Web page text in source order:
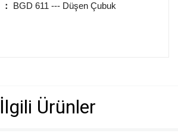
：
BGD 611 --- Düşen Çubuk
İlgili Ürünler